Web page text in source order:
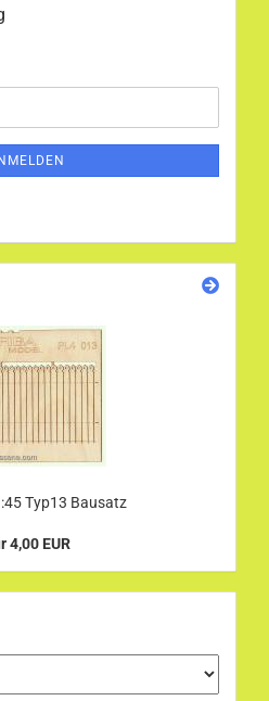
Typ13 Bausatz
4,00 EUR